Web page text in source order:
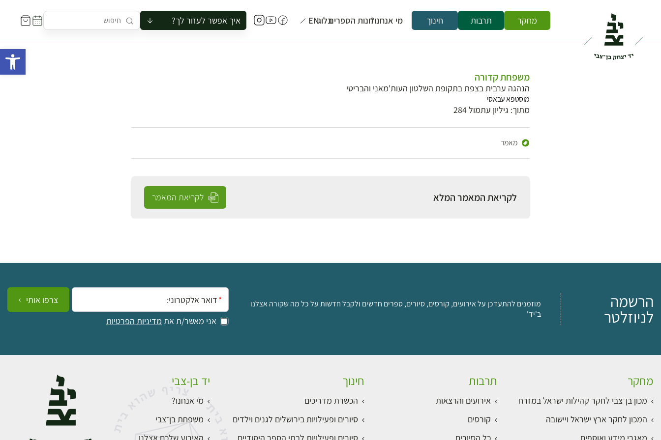
מחקר תרבות חינוך מי אנחנו?חנות הספריםבלוגEN איך אפשר לעזור לך?
להזמין סיור לקבוצה
משפחת קדורה
הנהגה ערבית בצפת בתקופת השלטון העות'מאני והבריטי
מוסטפא עבאסי
מתוך: גיליון עתמול 284
מאמר
לקריאת המאמר המלא לקריאת המאמר
הרשמה
לניוזלטר
מוזמנים להתעדכן על אירועים, קורסים, סיורים, ספרים חדשים ולקבל חדשות על כל מה שקורה אצלנו
ב'יד'
אימייל:
אני מאשר/ת את מדיניות הפרטיות
צרפו אותי
מחקר
מכון בן־צבי לחקר קהילות ישראל במזרח
המכון לחקר ארץ ישראל ויישובה
תרבות
אירועים והרצאות
קורסים
חינוך
הכשרת מדריכים
סיורים ופעילויות בירושלים לגנים וילדים
יד בן-צבי
מי אנחנו?
משפחת בן־צבי